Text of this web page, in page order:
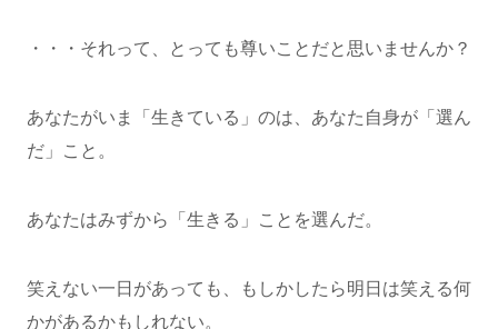
・・・それって、とっても尊いことだと思いませんか？
あなたがいま「生きている」のは、あなた自身が「選ん
だ」こと。
あなたはみずから「生きる」ことを選んだ。
笑えない一日があっても、もしかしたら明日は笑える何
かがあるかもしれない。